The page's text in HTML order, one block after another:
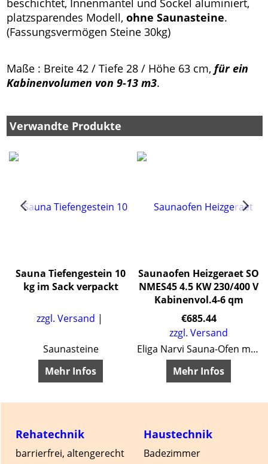
beschichtet, Innenmantel und Sockel aluminiert,
platzsparendes Modell, ohne Saunasteine.
(Fassungsvermögen Steine 30kg)
Maße : Breite 42 / Tiefe 28 / Höhe 63 cm, für ein
Kabinenvolumen von 9-13 m3.
Verwandte Produkte
Sauna Tiefengestein 10
kg im Sack verpackt
zzgl. Versand
Saunasteine
Mehr Infos
Saunaofen Heizgeraet SO
NMES45 4.5 KW 230/400 V
Kabinenvol.4-6 qm
€685.44
zzgl. Versand
Eliga Narvi Sauna-Ofen mit integrierter Steuerung
Mehr Infos
Haustechnik
Badezimmer
Rehatechnik
barrierfrei, altengerecht